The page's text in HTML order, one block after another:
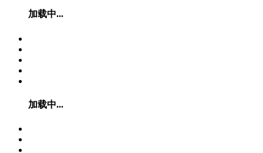
加载中...
加载中...